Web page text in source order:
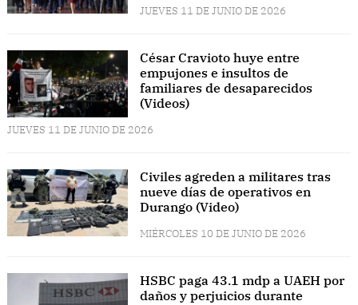
JUEVES 11 DE JUNIO DE 2026
César Cravioto huye entre
empujones e insultos de
familiares de desaparecidos
(Videos)
JUEVES 11 DE JUNIO DE 2026
Civiles agreden a militares tras
nueve días de operativos en
Durango (Video)
MIÉRCOLES 10 DE JUNIO DE 2026
HSBC paga 43.1 mdp a UAEH por
daños y perjuicios durante